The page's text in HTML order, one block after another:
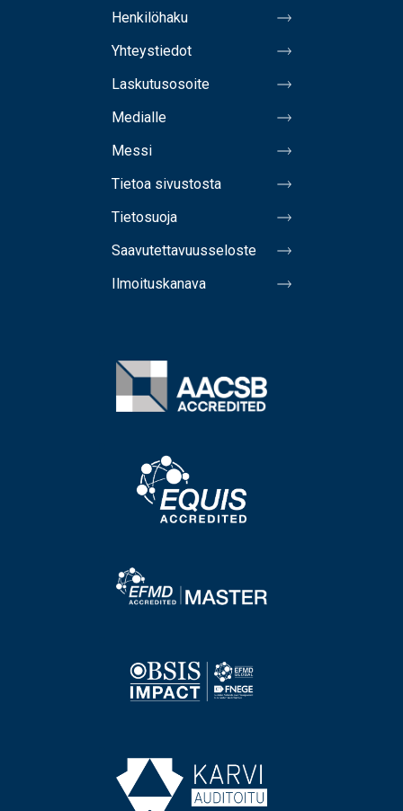
Henkilöhaku
Yhteystiedot
Laskutusosoite
Medialle
Messi
Tietoa sivustosta
Tietosuoja
Saavutettavuusseloste
Ilmoituskanava
Image
Image
Image
Image
Image